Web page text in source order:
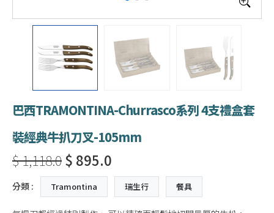
巴西TRAMONTINA-Churrasco系列 4支禮盒套
裝經典牛扒刀叉-105mm
$ 1,118.0$ 895.0
分類 : Tramontina 瑞生行 餐具